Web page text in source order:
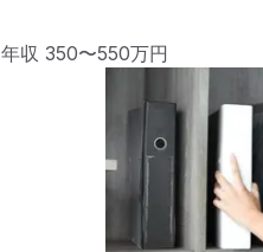
年収 350〜550万円